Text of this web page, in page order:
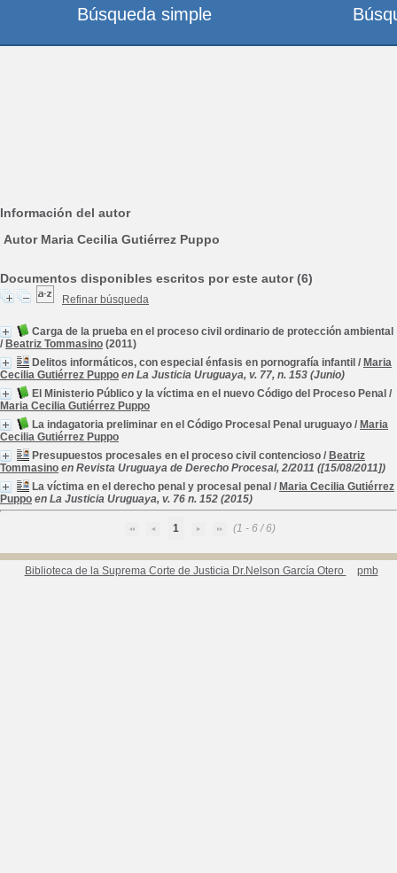
Información del autor
Autor Maria Cecilia Gutiérrez Puppo
Documentos disponibles escritos por este autor (6)
Refinar búsqueda
Carga de la prueba en el proceso civil ordinario de protección ambiental
/ Beatriz Tommasino (2011)
Delitos informáticos, con especial énfasis en pornografía infantil / Maria
Cecilia Gutiérrez Puppo en La Justicia Uruguaya, v. 77, n. 153 (Junio)
El Ministerio Público y la víctima en el nuevo Código del Proceso Penal /
Maria Cecilia Gutiérrez Puppo
La indagatoria preliminar en el Código Procesal Penal uruguayo / Maria
Cecilia Gutiérrez Puppo
Presupuestos procesales en el proceso civil contencioso / Beatriz
Tommasino en Revista Uruguaya de Derecho Procesal, 2/2011 ([15/08/2011])
La víctima en el derecho penal y procesal penal / Maria Cecilia Gutiérrez
Puppo en La Justicia Uruguaya, v. 76 n. 152 (2015)
1 (1 - 6 / 6)
Biblioteca de la Suprema Corte de Justicia Dr.Nelson García Otero pmb
Búsqueda simple